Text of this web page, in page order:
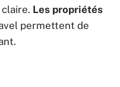
claire. Les propriétés
permettent de